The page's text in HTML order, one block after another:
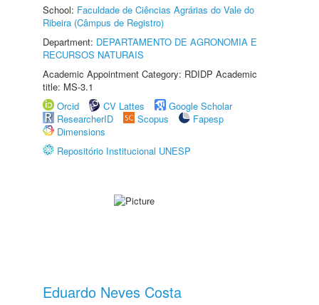
School: Faculdade de Ciências Agrárias do Vale do
Ribeira (Câmpus de Registro)
Department: DEPARTAMENTO DE AGRONOMIA E
RECURSOS NATURAIS
Academic Appointment Category: RDIDP Academic
title: MS-3.1
Orcid
CV Lattes
Google Scholar
ResearcherID
Scopus
Fapesp
Dimensions
Repositório Institucional UNESP
Eduardo Neves Costa